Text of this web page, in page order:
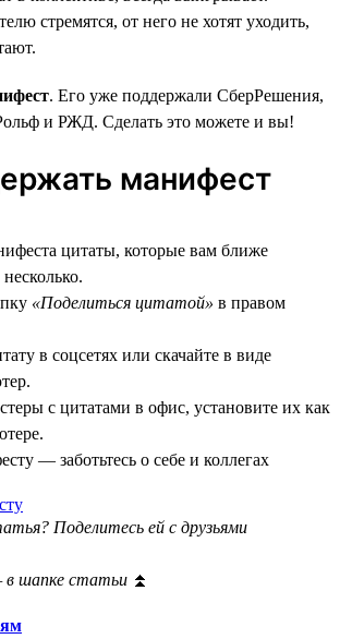
стремятся, от него не хотят уходить,
. Его уже поддержали СберРешения,
и РЖД. Сделать это можете и вы!
манифест
цитаты, которые вам ближе
«Поделиться цитатой» в правом
в соцсетях или скачайте в виде
с цитатами в офис, установите их как
— заботьтесь о себе и коллегах
Поделитесь ей с друзьями
в шапке статьи ⏫